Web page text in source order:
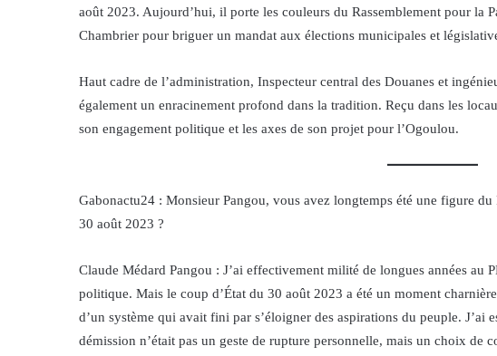
août 2023. Aujourd’hui, il porte les couleurs du Rassemblement pour la
Chambrier pour briguer un mandat aux élections municipales et
Haut cadre de l’administration, Inspecteur central des Douanes et
également un enracinement profond dans la tradition. Reçu dans les
son engagement politique et les axes de son projet pour l’Ogoulou.
Gabonactu24 : Monsieur Pangou, vous avez longtemps été une figure
30 août 2023 ?
Claude Médard Pangou : J’ai effectivement milité de longues années au
politique. Mais le coup d’État du 30 août 2023 a été un moment
d’un système qui avait fini par s’éloigner des aspirations du peuple. J’ai
démission n’était pas un geste de rupture personnelle, mais un choix de